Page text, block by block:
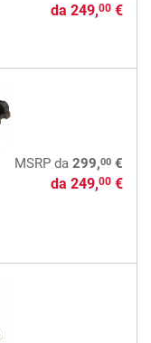
da 249,00€
MSRPda 299,00€
da 249,00€